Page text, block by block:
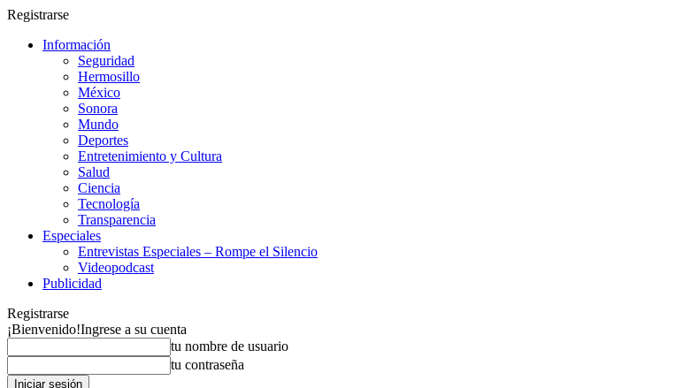
Registrarse
Información
Seguridad
Hermosillo
México
Sonora
Mundo
Deportes
Entretenimiento y Cultura
Salud
Ciencia
Tecnología
Transparencia
Especiales
Entrevistas Especiales – Rompe el Silencio
Videopodcast
Publicidad
Registrarse
¡Bienvenido!Ingrese a su cuenta
tu nombre de usuario
tu contraseña